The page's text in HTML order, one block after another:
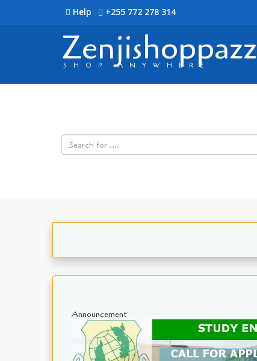
Help +255 772 278 314
Zenjishoppazz
SHOP ANYWHERE
Announcement